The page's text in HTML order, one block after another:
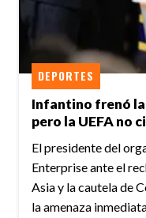
Infantino frenó
pero la UEFA no
DEPORTES
El presidente del
Enterprise ante el
Asia y la cautela de
la amenaza